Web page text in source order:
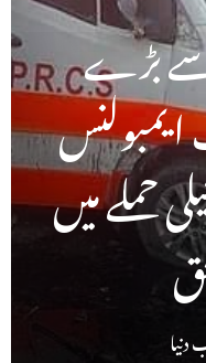
بڑے
حملے میں